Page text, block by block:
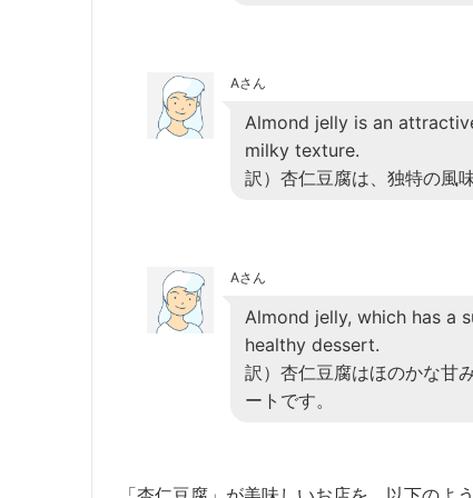
Aさん
Almond jelly is an
milky texture.
訳）杏仁豆腐は、独特の風
Aさん
Almond jelly, which has a
healthy dessert.
訳）杏仁豆腐はほのかな甘
ートです。